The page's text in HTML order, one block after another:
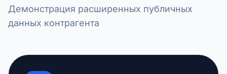
Демонстрация расширенных публичных
данных контрагента